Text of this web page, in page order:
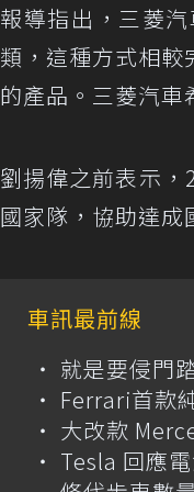
報導指出，三菱
類，這種方式相
的產品。三菱汽車
劉揚偉之前表示
國家隊，協助達成
車訊最前線
就是要侵門
Ferrari首款
大改款
Tesla 回應